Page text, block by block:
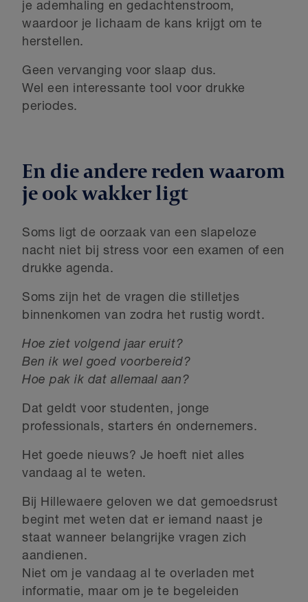
je ademhaling en gedachtenstroom,
waardoor je lichaam de kans krijgt om te
herstellen.
Geen vervanging voor slaap dus.
Wel een interessante tool voor drukke
periodes.
En die andere reden waarom
je ook wakker ligt
Soms ligt de oorzaak van een slapeloze
nacht niet bij stress voor een examen of een
drukke agenda.
Soms zijn het de vragen die stilletjes
binnenkomen van zodra het rustig wordt.
Hoe ziet volgend jaar eruit?
Ben ik wel goed voorbereid?
Hoe pak ik dat allemaal aan?
Dat geldt voor studenten, jonge
professionals, starters én ondernemers.
Het goede nieuws? Je hoeft niet alles
vandaag al te weten.
Bij Hillewaere geloven we dat gemoedsrust
begint met weten dat er iemand naast je
staat wanneer belangrijke vragen zich
aandienen.
Niet om je vandaag al te overladen met
informatie, maar om je te begeleiden